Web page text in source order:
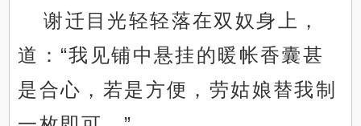
谢迁目光轻轻落在双奴身上，
道：“我见铺中悬挂的暖帐香囊甚
是合心，若是方便，劳姑娘替我制